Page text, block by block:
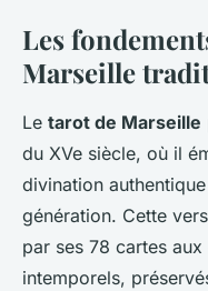
Les
Marseille
Le tarot de Marseille
du XVe siècle, où il
divination
génération. Cette
par ses 78 cartes
intemporels,